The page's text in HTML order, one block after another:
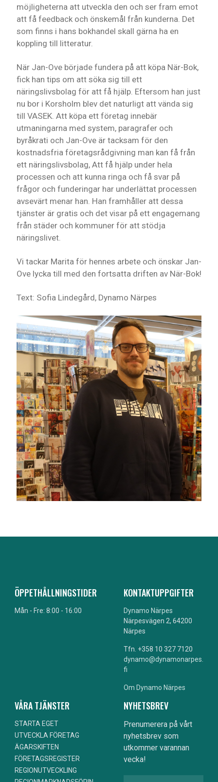
möjligheterna att utveckla den och ser fram emot
att få feedback och önskemål från kunderna. Det
som finns i hans bokhandel skall gärna ha en
koppling till litteratur.
När Jan-Ove började fundera på att köpa När-Bok,
fick han tips om att söka sig till ett
näringslivsbolag för att få hjälp. Eftersom han just
nu bor i Korsholm blev det naturligt att vända sig
till VASEK. Att köpa ett företag innebär
utmaningarna med system, paragrafer och
byråkrati och Jan-Ove är tacksam för den
kostnadsfria företagsrådgivning man kan få från
ett näringslivsbolag, Att få hjälp under hela
processen och att kunna ringa och få svar på
frågor och funderingar har underlättat processen
avsevärt menar han. Han framhåller att dessa
tjänster är gratis och det visar på ett engagemang
från städer och kommuner för att stödja
näringslivet.
Vi tackar Marita för hennes arbete och önskar Jan-
Ove lycka till med den fortsatta driften av När-Bok!
Text: Sofia Lindegård, Dynamo Närpes
ÖPPETHÅLLNINGSTIDER
Mån - Fre: 8:00 - 16:00
KONTAKTUPPGIFTER
Dynamo Närpes
Närpesvägen 2, 64200
Närpes
Tfn. +358 10 327 7120
dynamo@dynamonarpes.
fi
Om Dynamo Närpes
VÅRA TJÄNSTER
STARTA EGET
UTVECKLA FÖRETAG
ÄGARSKIFTEN
FÖRETAGSREGISTER
REGIONUTVECKLING
NYHETSBREV
Prenumerera på vårt
nyhetsbrev som
utkommer varannan
vecka!